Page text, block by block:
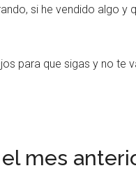
si he vendido algo y
para que sigas y no
mes